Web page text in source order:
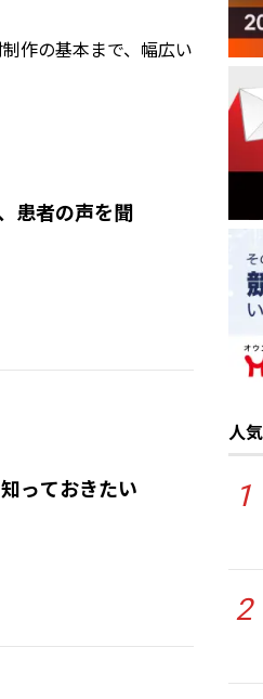
作の基本まで、幅広い
患者の声を聞
っておきたい
人
1
2